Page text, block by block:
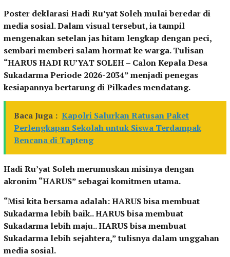
Poster deklarasi Hadi Ru’yat Soleh mulai beredar di
media sosial. Dalam visual tersebut, ia tampil
mengenakan setelan jas hitam lengkap dengan peci,
sembari memberi salam hormat ke warga. Tulisan
“HARUS HADI RU’YAT SOLEH – Calon Kepala Desa
Sukadarma Periode 2026-2034” menjadi penegas
kesiapannya bertarung di Pilkades mendatang.
Baca Juga : Kapolri Salurkan Ratusan Paket
Perlengkapan Sekolah untuk Siswa Terdampak
Bencana di Tapteng
Hadi Ru’yat Soleh merumuskan misinya dengan
akronim “HARUS” sebagai komitmen utama.
“Misi kita bersama adalah: HARUS bisa membuat
Sukadarma lebih baik.. HARUS bisa membuat
Sukadarma lebih maju.. HARUS bisa membuat
Sukadarma lebih sejahtera,” tulisnya dalam unggahan
media sosial.